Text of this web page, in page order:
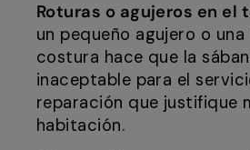
Roturas o agujeros en el
un pequeño agujero o
costura hace que la
inaceptable para el
reparación que justifique
habitación.